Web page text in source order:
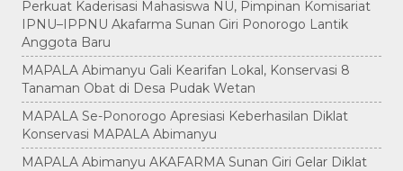
Perkuat Kaderisasi Mahasiswa NU, Pimpinan Komisariat
IPNU–IPPNU Akafarma Sunan Giri Ponorogo Lantik
Anggota Baru
MAPALA Abimanyu Gali Kearifan Lokal, Konservasi 8
Tanaman Obat di Desa Pudak Wetan
MAPALA Se-Ponorogo Apresiasi Keberhasilan Diklat
Konservasi MAPALA Abimanyu
MAPALA Abimanyu AKAFARMA Sunan Giri Gelar Diklat